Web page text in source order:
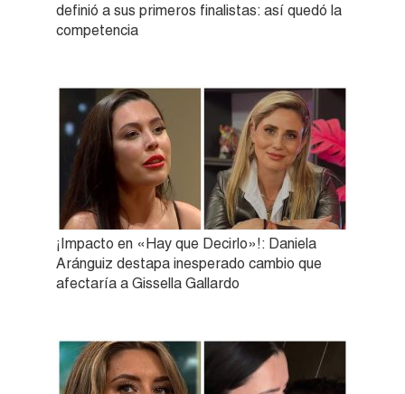
definió a sus primeros finalistas: así quedó la
competencia
¡Impacto en «Hay que Decirlo»!: Daniela
Aránguiz destapa inesperado cambio que
afectaría a Gissella Gallardo